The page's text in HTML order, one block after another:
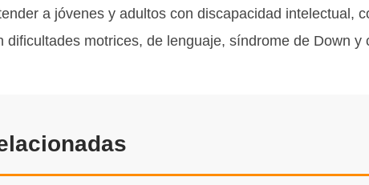
a jóvenes y adultos con discapacidad intelectual,
dificultades motrices, de lenguaje, síndrome de Down y